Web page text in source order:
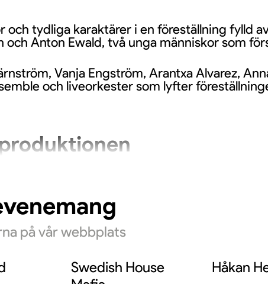
tydliga karaktärer i en föreställning fylld
och Anton Ewald, två unga människor som
Vanja Engström, Arantxa Alvarez,
och liveorkester som lyfter
vilket bidrar till att ge föreställningen både
generationer
på vår webbplats
Swedish House
Håkan